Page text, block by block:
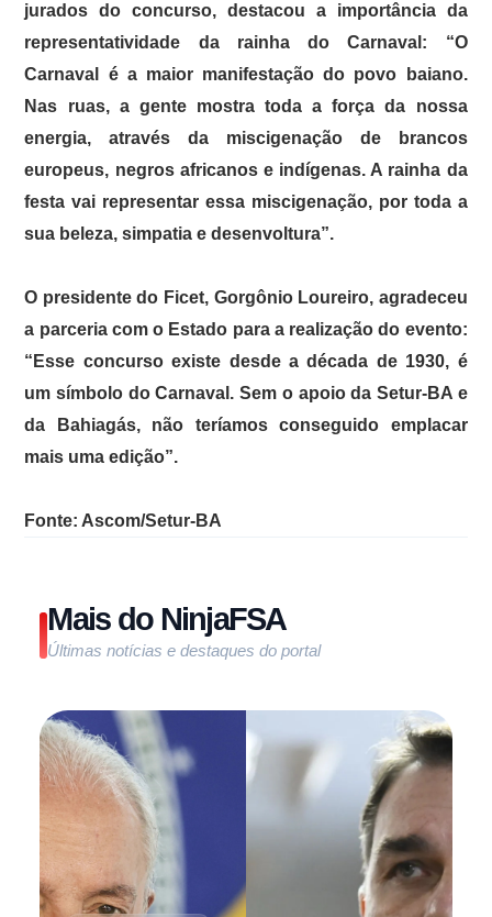
jurados do concurso, destacou a importância da
representatividade da rainha do Carnaval: “O
Carnaval é a maior manifestação do povo baiano.
Nas ruas, a gente mostra toda a força da nossa
energia, através da miscigenação de brancos
europeus, negros africanos e indígenas. A rainha da
festa vai representar essa miscigenação, por toda a
sua beleza, simpatia e desenvoltura”.
O presidente do Ficet, Gorgônio Loureiro, agradeceu
a parceria com o Estado para a realização do evento:
“Esse concurso existe desde a década de 1930, é
um símbolo do Carnaval. Sem o apoio da Setur-BA e
da Bahiagás, não teríamos conseguido emplacar
mais uma edição”.
Fonte: Ascom/Setur-BA
Mais do NinjaFSA
Últimas notícias e destaques do portal